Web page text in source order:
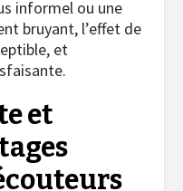
informel ou une
bruyant, l’effet de
et
et